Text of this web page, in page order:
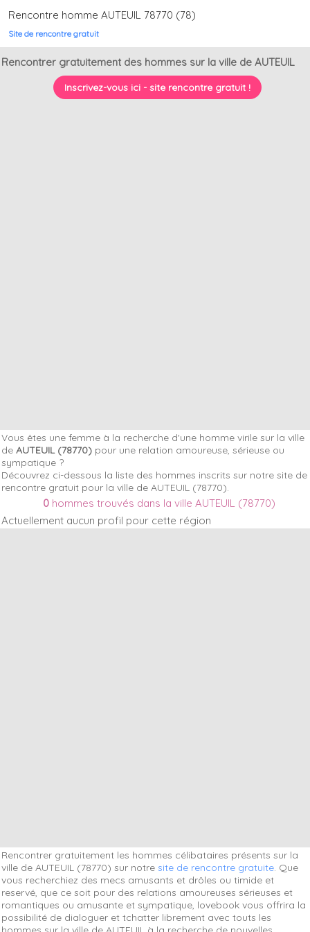
Rencontre homme AUTEUIL 78770 (78)
Site de rencontre gratuit
Rencontrer gratuitement des hommes sur la ville de AUTEUIL
Inscrivez-vous ici - site rencontre gratuit !
Vous êtes une femme à la recherche d'une homme virile sur la ville
de AUTEUIL (78770) pour une relation amoureuse, sérieuse ou
sympatique ?
Découvrez ci-dessous la liste des hommes inscrits sur notre site de
rencontre gratuit pour la ville de AUTEUIL (78770).
0 hommes trouvés dans la ville AUTEUIL (78770)
Actuellement aucun profil pour cette région
Rencontrer gratuitement les hommes célibataires présents sur la
ville de AUTEUIL (78770) sur notre site de rencontre gratuite. Que
vous recherchiez des mecs amusants et drôles ou timide et
reservé, que ce soit pour des relations amoureuses sérieuses et
romantiques ou amusante et sympatique, lovebook vous offrira la
possibilité de dialoguer et tchatter librement avec touts les